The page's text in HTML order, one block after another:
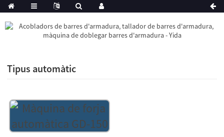
Tipus automàtic